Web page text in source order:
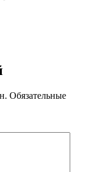
Обязательные